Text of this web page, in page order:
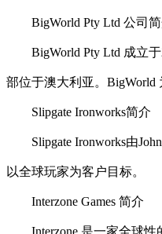
BigWorld Pty Ltd 公司
BigWorld Pty Ltd 成立
部位于澳大利亚。BigWorld
Slipgate Ironworks简介
Slipgate Ironworks由
以全球玩家为客户目标。
Interzone Games 简介
Interzone 是一家全球